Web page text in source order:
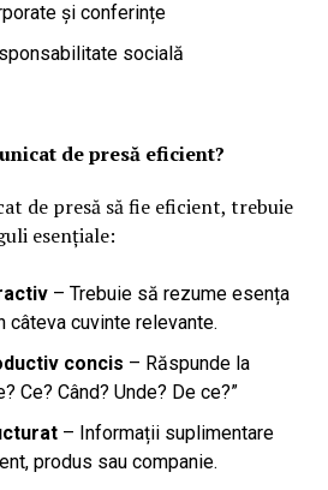
și conferințe
socială
de presă eficient?
de presă să fie eficient, trebuie
esențiale:
– Trebuie să rezume esența
câteva cuvinte relevante.
concis – Răspunde la
Ce? Când? Unde? De ce?”
– Informații suplimentare
produs sau companie.